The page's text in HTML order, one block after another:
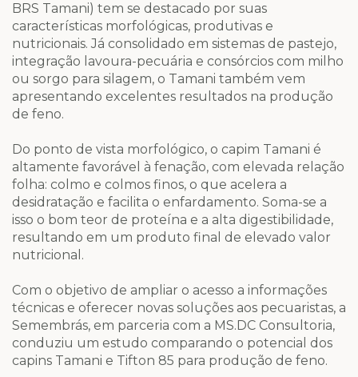
BRS Tamani) tem se destacado por suas
características morfológicas, produtivas e
nutricionais. Já consolidado em sistemas de pastejo,
integração lavoura-pecuária e consórcios com milho
ou sorgo para silagem, o Tamani também vem
apresentando excelentes resultados na produção
de feno.
Do ponto de vista morfológico, o capim Tamani é
altamente favorável à fenação, com elevada relação
folha: colmo e colmos finos, o que acelera a
desidratação e facilita o enfardamento. Soma-se a
isso o bom teor de proteína e a alta digestibilidade,
resultando em um produto final de elevado valor
nutricional.
Com o objetivo de ampliar o acesso a informações
técnicas e oferecer novas soluções aos pecuaristas, a
Semembrás, em parceria com a MS.DC Consultoria,
conduziu um estudo comparando o potencial dos
capins Tamani e Tifton 85 para produção de feno.